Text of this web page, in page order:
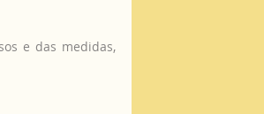
e das medidas,